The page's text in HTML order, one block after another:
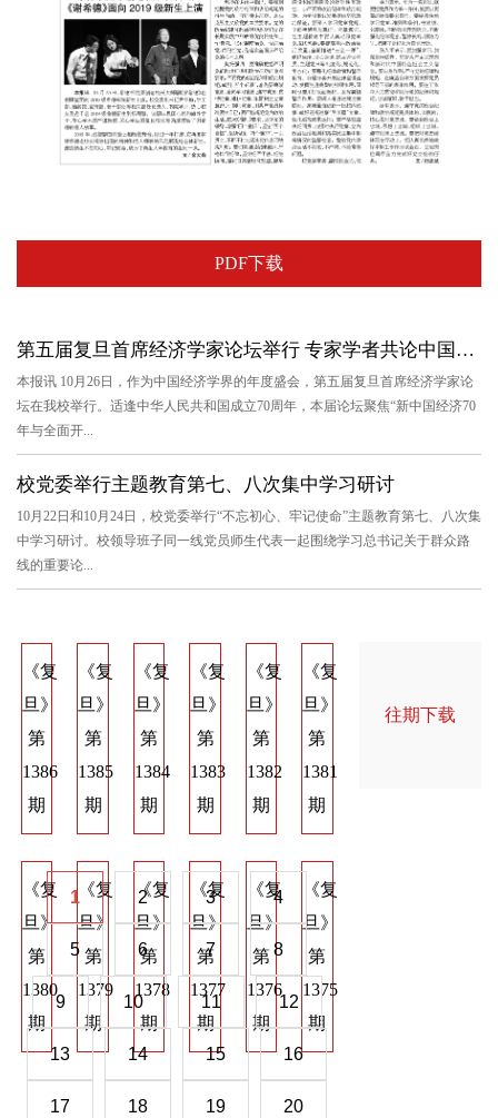
PDF下载
第五届复旦首席经济学家论坛举行 专家学者共论中国经济70年与全...
本报讯 10月26日，作为中国经济学界的年度盛会，第五届复旦首席经济学家论
坛在我校举行。适逢中华人民共和国成立70周年，本届论坛聚焦“新中国经济70
年与全面开...
校党委举行主题教育第七、八次集中学习研讨
10月22日和10月24日，校党委举行“不忘初心、牢记使命”主题教育第七、八次集
中学习研讨。校领导班子同一线党员师生代表一起围绕学习总书记关于群众路
线的重要论...
《复
旦》
第
1386
期
《复
旦》
第
1385
期
《复
旦》
第
1384
期
《复
旦》
第
1383
期
《复
旦》
第
1382
期
《复
旦》
第
1381
期
《复
旦》
第
1380
期
《复
旦》
第
1379
期
《复
旦》
第
1378
期
《复
旦》
第
1377
期
《复
旦》
第
1376
期
《复
旦》
第
1375
期
旦》
1 2 3 4
5 6 7 8
9 10 11 12
13 14 15 16
17 18 19 20
往期下载